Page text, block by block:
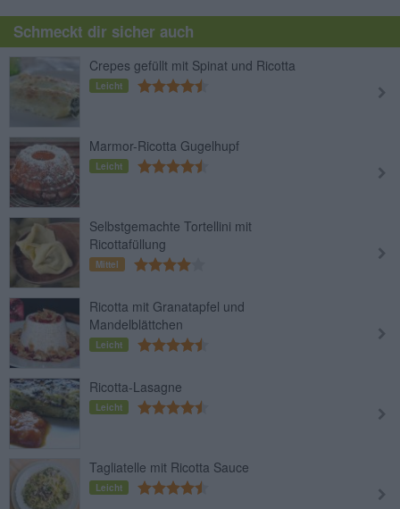
Schmeckt dir sicher auch
Crepes gefüllt mit Spinat und Ricotta
Leicht
Marmor-Ricotta Gugelhupf
Leicht
Selbstgemachte Tortellini mit
Ricottafüllung
Mittel
Ricotta mit Granatapfel und
Mandelblättchen
Leicht
Ricotta-Lasagne
Leicht
Tagliatelle mit Ricotta Sauce
Leicht